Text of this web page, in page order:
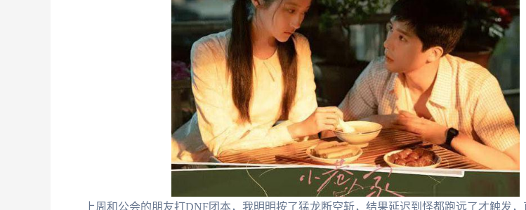
上周和公会的朋友打DNF团本，我明明按了猛龙断空斩，结果延迟到怪都跑远了才触发